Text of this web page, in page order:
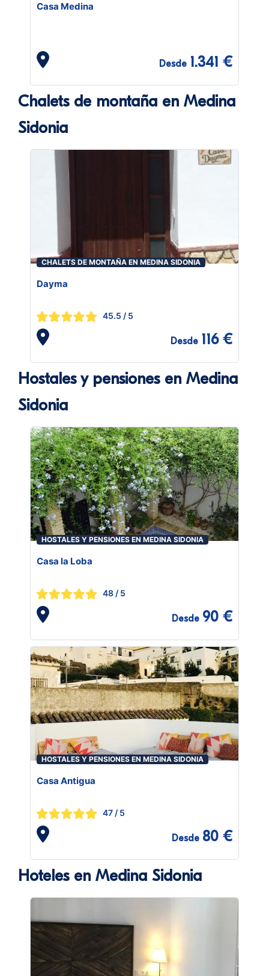
Casa Medina
Desde 1.341 €
Chalets de montaña en Medina
Sidonia
CHALETS DE MONTAÑA EN MEDINA SIDONIA
Dayma
45.5 / 5
Desde 116 €
Hostales y pensiones en Medina
Sidonia
HOSTALES Y PENSIONES EN MEDINA SIDONIA
Casa la Loba
48 / 5
Desde 90 €
HOSTALES Y PENSIONES EN MEDINA SIDONIA
Casa Antigua
47 / 5
Desde 80 €
Hoteles en Medina Sidonia